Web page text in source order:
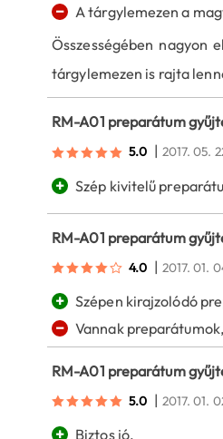
− A tárgylemezen a
Összességében
tárgylemezen is rajta
RM-A01 preparátum
5.0 | 2017. 05.
+ Szép kivitelű
RM-A01 preparátum
4.0 | 2017. 01.
+ Szépen kirajzolódó
− Vannak
RM-A01 preparátum
5.0 | 2017. 01.
+ Biztos jó.